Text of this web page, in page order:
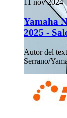
11 nov 2024
Yamaha
2025 -
Autor del
Serrano/